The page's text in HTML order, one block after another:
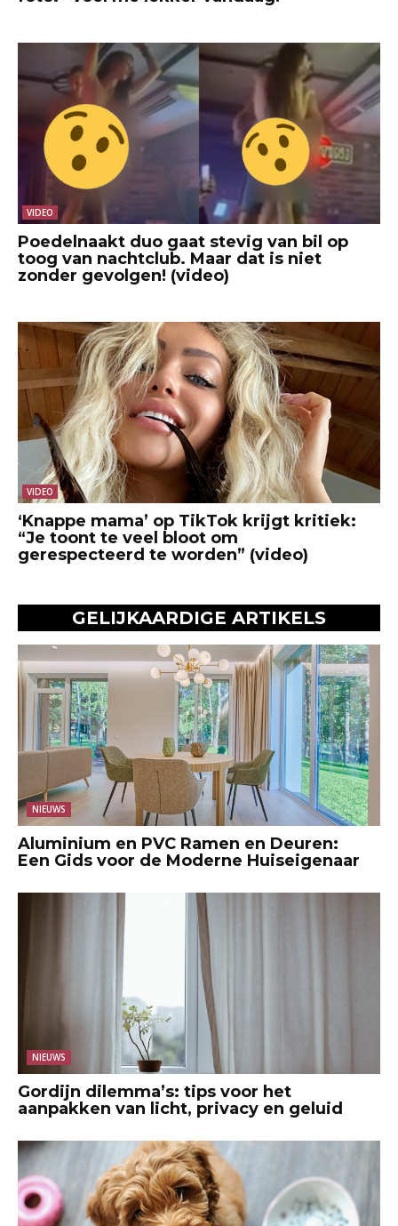
VIDEO
Poedelnaakt duo gaat stevig van bil op
toog van nachtclub. Maar dat is niet
zonder gevolgen! (video)
VIDEO
‘Knappe mama’ op TikTok krijgt kritiek:
“Je toont te veel bloot om
gerespecteerd te worden” (video)
GELIJKAARDIGE ARTIKELS
NIEUWS
Aluminium en PVC Ramen en Deuren:
Een Gids voor de Moderne Huiseigenaar
NIEUWS
Gordijn dilemma’s: tips voor het
aanpakken van licht, privacy en geluid